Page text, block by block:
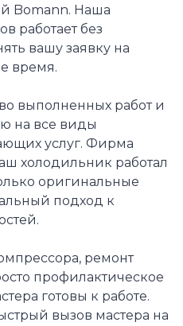
Bomann. Наша
работает без
вашу заявку на
время.
выполненных работ и
на все виды
услуг. Фирма
холодильник работал
оригинальные
подход к
ремонт
профилактическое
готовы к работе.
вызов мастера на